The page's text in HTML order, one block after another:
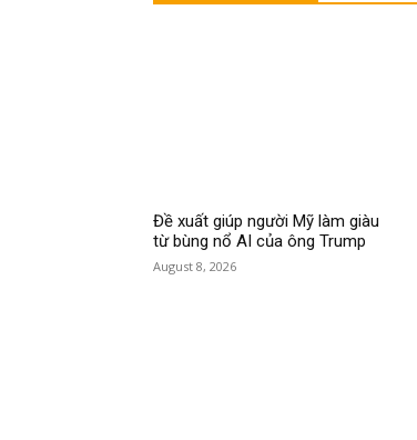
Đề xuất giúp người Mỹ làm giàu
từ bùng nổ AI của ông Trump
August 8, 2026